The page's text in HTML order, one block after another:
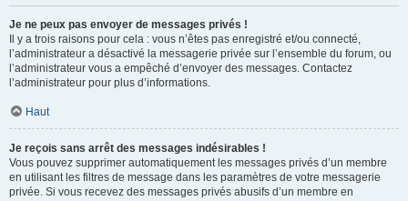
Je ne peux pas envoyer de messages privés !
Il y a trois raisons pour cela : vous n’êtes pas enregistré et/ou connecté,
l’administrateur a désactivé la messagerie privée sur l’ensemble du forum, ou
l’administrateur vous a empêché d’envoyer des messages. Contactez
l’administrateur pour plus d’informations.
Haut
Je reçois sans arrêt des messages indésirables !
Vous pouvez supprimer automatiquement les messages privés d’un membre
en utilisant les filtres de message dans les paramètres de votre messagerie
privée. Si vous recevez des messages privés abusifs d’un membre en